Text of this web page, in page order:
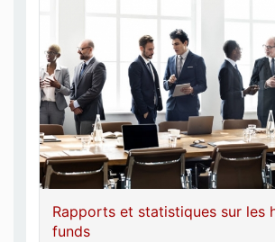
Rapports et statistiques sur les
funds